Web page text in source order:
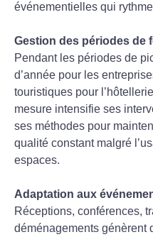
événementielles qui
Gestion des périodes de
Pendant les périodes de
d’année pour les
touristiques pour
mesure intensifie ses
ses méthodes pour
qualité constant malgré
espaces.
Adaptation aux
Réceptions, conférences,
déménagements génèrent